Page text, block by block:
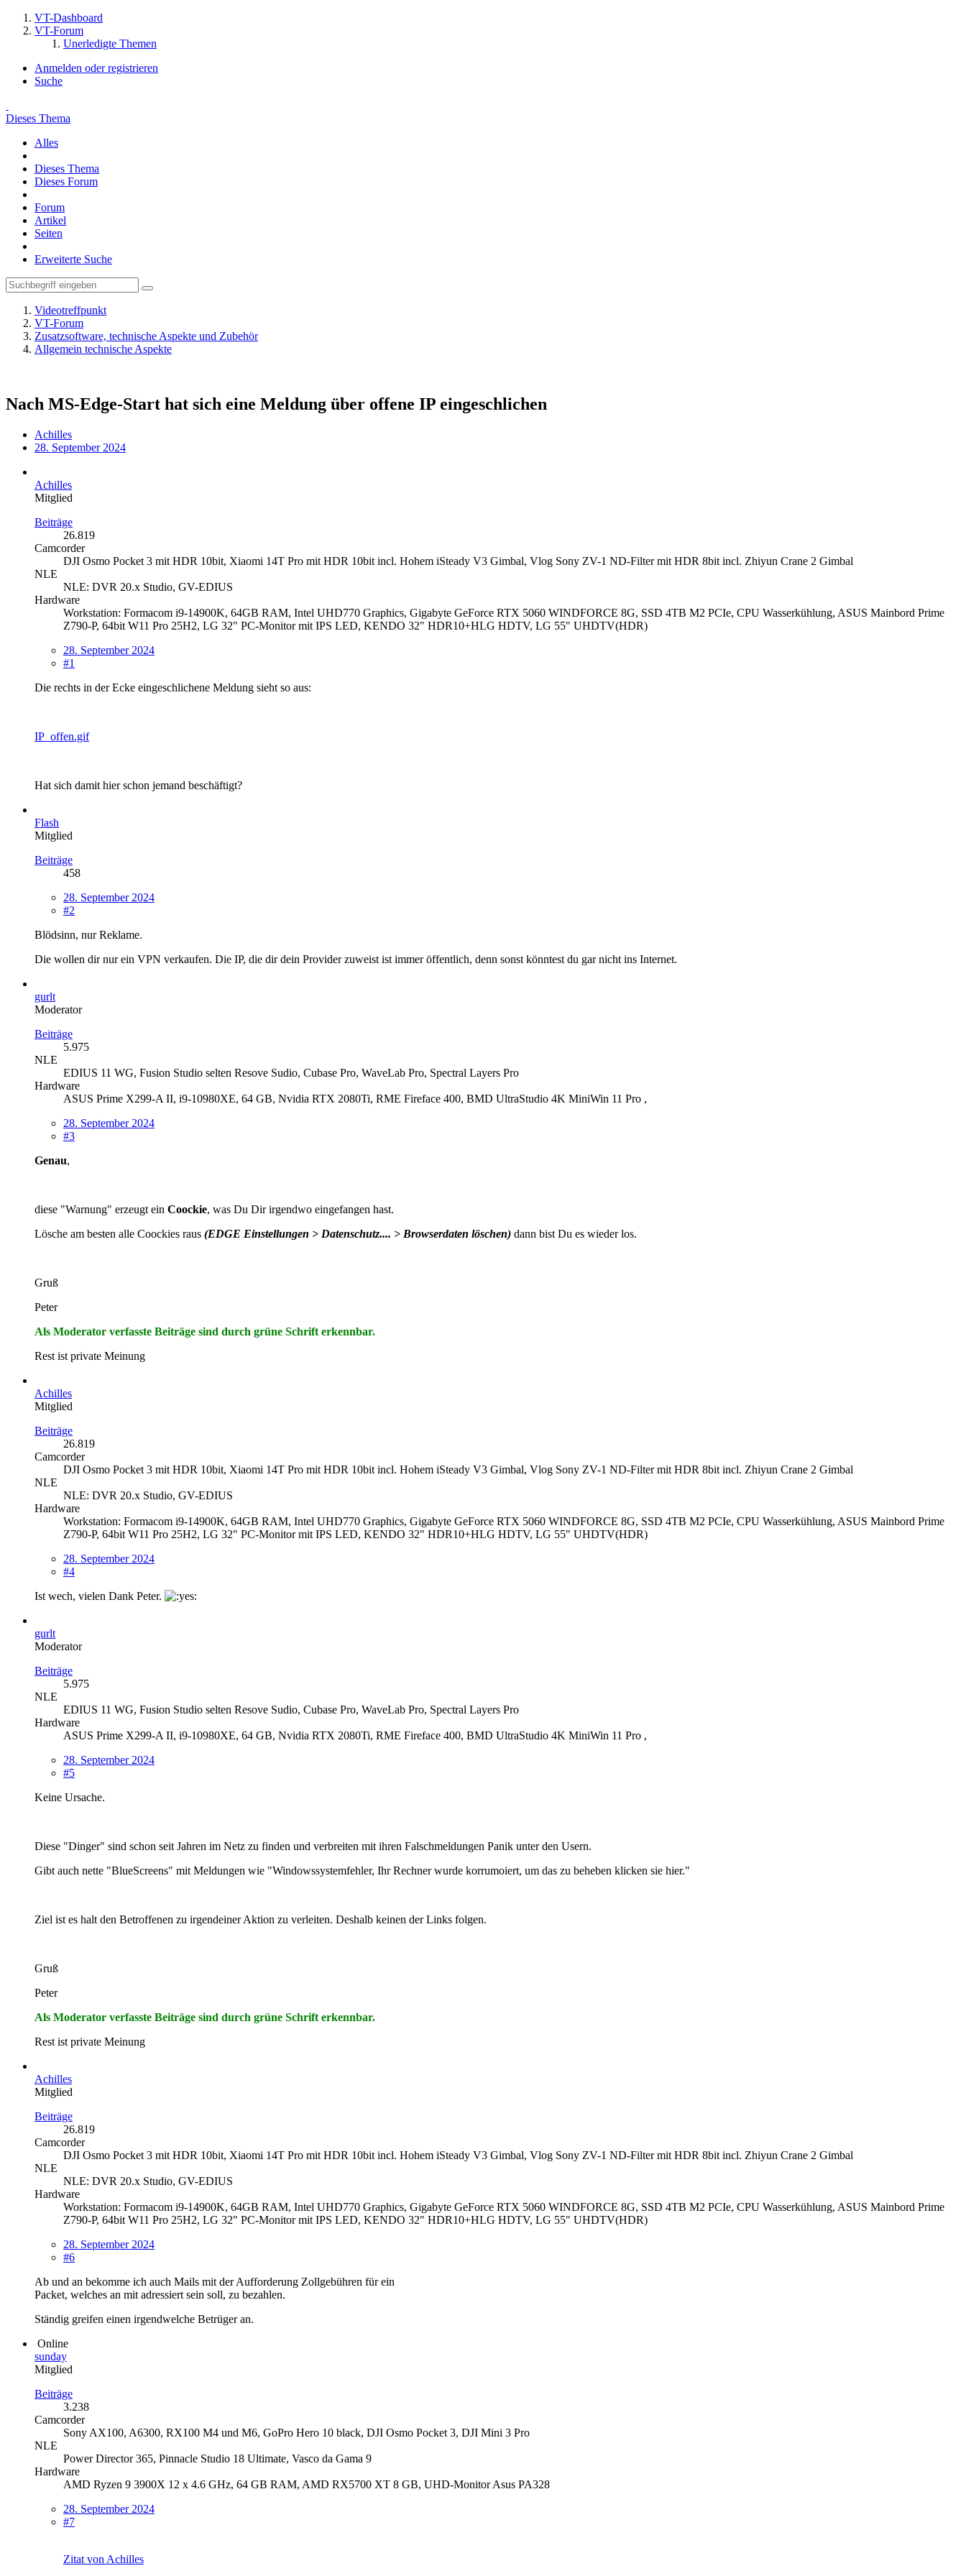
VT-Dashboard
VT-Forum
Unerledigte Themen
Anmelden oder registrieren
Suche
Dieses Thema
Alles
Dieses Thema
Dieses Forum
Forum
Artikel
Seiten
Erweiterte Suche
Videotreffpunkt
VT-Forum
Zusatzsoftware, technische Aspekte und Zubehör
Allgemein technische Aspekte
Nach MS-Edge-Start hat sich eine Meldung über offene IP eingeschlichen
Achilles
28. September 2024
Achilles
Mitglied
Beiträge
26.819
Camcorder
DJI Osmo Pocket 3 mit HDR 10bit, Xiaomi 14T Pro mit HDR 10bit incl. Hohem iSteady V3 Gimbal, Vlog Sony ZV-1 ND-Filter mit HDR 8bit incl. Zhiyun Crane 2 Gimbal
NLE
NLE: DVR 20.x Studio, GV-EDIUS
Hardware
Workstation: Formacom i9-14900K, 64GB RAM, Intel UHD770 Graphics, Gigabyte GeForce RTX 5060 WINDFORCE 8G, SSD 4TB M2 PCIe, CPU Wasserkühlung, ASUS Mainbord Prime
Z790-P, 64bit W11 Pro 25H2, LG 32" PC-Monitor mit IPS LED, KENDO 32" HDR10+HLG HDTV, LG 55" UHDTV(HDR)
28. September 2024
#1
Die rechts in der Ecke eingeschlichene Meldung sieht so aus:
IP_offen.gif
Hat sich damit hier schon jemand beschäftigt?
Flash
Mitglied
Beiträge
458
28. September 2024
#2
Blödsinn, nur Reklame.
Die wollen dir nur ein VPN verkaufen. Die IP, die dir dein Provider zuweist ist immer öffentlich, denn sonst könntest du gar nicht ins Internet.
gurlt
Moderator
Beiträge
5.975
NLE
EDIUS 11 WG, Fusion Studio selten Resove Sudio, Cubase Pro, WaveLab Pro, Spectral Layers Pro
Hardware
ASUS Prime X299-A II, i9-10980XE, 64 GB, Nvidia RTX 2080Ti, RME Fireface 400, BMD UltraStudio 4K MiniWin 11 Pro ,
28. September 2024
#3
Genau,
diese "Warnung" erzeugt ein Coockie, was Du Dir irgendwo eingefangen hast.
Lösche am besten alle Coockies raus (EDGE Einstellungen > Datenschutz.... > Browserdaten löschen) dann bist Du es wieder los.
Gruß
Peter
Als Moderator verfasste Beiträge sind durch grüne Schrift erkennbar.
Rest ist private Meinung
Achilles
Mitglied
Beiträge
26.819
Camcorder
DJI Osmo Pocket 3 mit HDR 10bit, Xiaomi 14T Pro mit HDR 10bit incl. Hohem iSteady V3 Gimbal, Vlog Sony ZV-1 ND-Filter mit HDR 8bit incl. Zhiyun Crane 2 Gimbal
NLE
NLE: DVR 20.x Studio, GV-EDIUS
Hardware
Workstation: Formacom i9-14900K, 64GB RAM, Intel UHD770 Graphics, Gigabyte GeForce RTX 5060 WINDFORCE 8G, SSD 4TB M2 PCIe, CPU Wasserkühlung, ASUS Mainbord Prime
Z790-P, 64bit W11 Pro 25H2, LG 32" PC-Monitor mit IPS LED, KENDO 32" HDR10+HLG HDTV, LG 55" UHDTV(HDR)
28. September 2024
#4
Ist wech, vielen Dank Peter.
gurlt
Moderator
Beiträge
5.975
NLE
EDIUS 11 WG, Fusion Studio selten Resove Sudio, Cubase Pro, WaveLab Pro, Spectral Layers Pro
Hardware
ASUS Prime X299-A II, i9-10980XE, 64 GB, Nvidia RTX 2080Ti, RME Fireface 400, BMD UltraStudio 4K MiniWin 11 Pro ,
28. September 2024
#5
Keine Ursache.
Diese "Dinger" sind schon seit Jahren im Netz zu finden und verbreiten mit ihren Falschmeldungen Panik unter den Usern.
Gibt auch nette "BlueScreens" mit Meldungen wie "Windowssystemfehler, Ihr Rechner wurde korrumoiert, um das zu beheben klicken sie hier."
Ziel ist es halt den Betroffenen zu irgendeiner Aktion zu verleiten. Deshalb keinen der Links folgen.
Gruß
Peter
Als Moderator verfasste Beiträge sind durch grüne Schrift erkennbar.
Rest ist private Meinung
Achilles
Mitglied
Beiträge
26.819
Camcorder
DJI Osmo Pocket 3 mit HDR 10bit, Xiaomi 14T Pro mit HDR 10bit incl. Hohem iSteady V3 Gimbal, Vlog Sony ZV-1 ND-Filter mit HDR 8bit incl. Zhiyun Crane 2 Gimbal
NLE
NLE: DVR 20.x Studio, GV-EDIUS
Hardware
Workstation: Formacom i9-14900K, 64GB RAM, Intel UHD770 Graphics, Gigabyte GeForce RTX 5060 WINDFORCE 8G, SSD 4TB M2 PCIe, CPU Wasserkühlung, ASUS Mainbord Prime
Z790-P, 64bit W11 Pro 25H2, LG 32" PC-Monitor mit IPS LED, KENDO 32" HDR10+HLG HDTV, LG 55" UHDTV(HDR)
28. September 2024
#6
Ab und an bekomme ich auch Mails mit der Aufforderung Zollgebühren für ein
Packet, welches an mit adressiert sein soll, zu bezahlen.
Ständig greifen einen irgendwelche Betrüger an.
Online
sunday
Mitglied
Beiträge
3.238
Camcorder
Sony AX100, A6300, RX100 M4 und M6, GoPro Hero 10 black, DJI Osmo Pocket 3, DJI Mini 3 Pro
NLE
Power Director 365, Pinnacle Studio 18 Ultimate, Vasco da Gama 9
Hardware
AMD Ryzen 9 3900X 12 x 4.6 GHz, 64 GB RAM, AMD RX5700 XT 8 GB, UHD-Monitor Asus PA328
28. September 2024
#7
Zitat von Achilles